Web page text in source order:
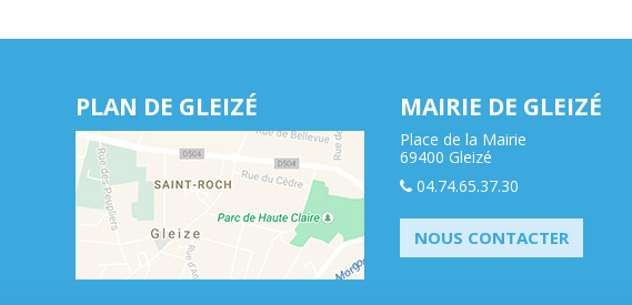
PLAN DE GLEIZÉ MAIRIE DE GLEIZÉ
Place de la Mairie
69400 Gleizé
04.74.65.37.30
NOUS CONTACTER